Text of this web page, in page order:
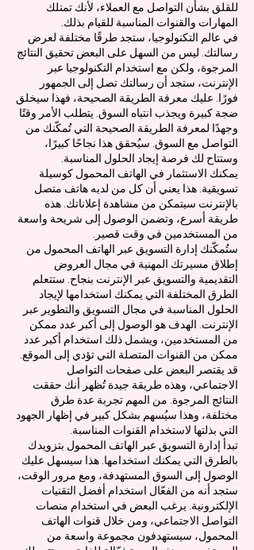
للقلق بشأن التواصل مع العملاء، لأنك تمتلك
المهارات والقنوات المناسبة للقيام بذلك.
في عالم التكنولوجيا، ستجد طرقًا مختلفة لعرض
رسالتك. ليس من السهل على البعض تحقيق النتائج
المرجوة، ولكن مع استخدام التكنولوجيا عبر
الإنترنت، ستجد أن رسالتك تصل إلى الجمهور
فورًا. عليك معرفة الطريقة الصحيحة، فهذا سيخلق
ضجة كبيرة ويجذب انتباه السوق. يتطلب الأمر وقتًا
وجهدًا لمعرفة الطريقة الصحيحة التي تُمكّنك من
التواصل مع السوق. سيُحقق هذا نجاحًا كبيرًا،
وستتاح لك فرصة إيجاد الحلول المناسبة.
يمكنك الاستثمار في الهاتف المحمول كوسيلة
تسويقية. هذا يعني أن كل من لديه هاتف متصل
بالإنترنت سيتمكن من مشاهدة إعلاناتك. هذه
طريقة أسرع، وتضمن الوصول إلى شريحة واسعة
من المستخدمين في وقت قصير.
ستُمكّنك إدارة التسويق عبر الهاتف المحمول من
إطلاق مسيرتك المهنية في مجال العروض
التقديمية والتسويق عبر الإنترنت بنجاح. ستتعلم
الطرق المختلفة التي يمكنك استخدامها لإيجاد
الحلول المناسبة في مجال التسويق والتطوير عبر
الإنترنت. الهدف هو الوصول إلى أكبر عدد ممكن
من المستخدمين، ويشمل ذلك استخدام أكبر عدد
ممكن من القنوات المتصلة التي تؤدي إلى الموقع.
قد يقتصر البعض على صفحات التواصل
الاجتماعي، وهذه طريقة جيدة تُظهر أنك حققت
النتائج المرجوة. من المهم تجربة عدة طرق
مختلفة، وهذا سيُسهم بشكل كبير في إظهار الجهود
التي بذلتها لاستخدام القنوات المناسبة.
تبدأ إدارة التسويق عبر الهاتف المحمول بتزويدك
بالطرق التي يمكنك استخدامها. هذا سيسهل عليك
الوصول إلى السوق المستهدفة، ومع مرور الوقت،
ستجد أنه من الفعّال استخدام أفضل التقنيات
الإلكترونية. يرغب البعض في استخدام منصات
التواصل الاجتماعي، ومن خلال قنوات الهاتف
المحمول، سيستهدفون مجموعة واسعة من